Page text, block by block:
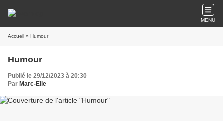
MENU
Accueil » Humour
Humour
Publié le 29/12/2023 à 20:30
Par Marc-Elie